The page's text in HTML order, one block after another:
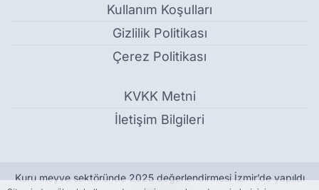
Kullanım Koşulları
Gizlilik Politikası
Çerez Politikası
KVKK Metni
İletişim Bilgileri
Kuru meyve sektöründe 2025 değerlendirmesi İzmir’de yapıldı